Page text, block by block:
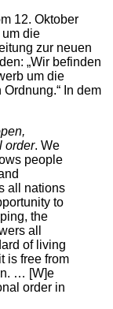
12. Oktober
die
zur neuen
„Wir befinden
um die
In dem
order. We
people
all nations
to
the
all
of living
is free from
… [W]e
order in